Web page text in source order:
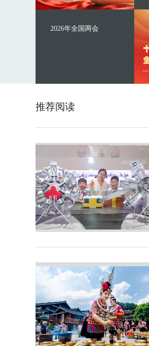
2026年全国两会
推荐阅读